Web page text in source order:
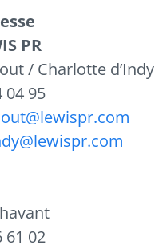
PR
/ Charlotte d’Indy
04 95
61 02